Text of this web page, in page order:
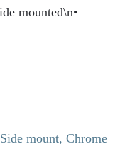
mounted\n•